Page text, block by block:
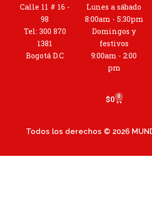
Calle 11 # 16 -
98
Tel: 300 870
1381
Bogotá D.C
Lunes a sábado
8:00am - 5:30pm
Domingos y
festivos
9:00am - 2:00
pm
$0 0
Cart
Todos los derechos © 2026